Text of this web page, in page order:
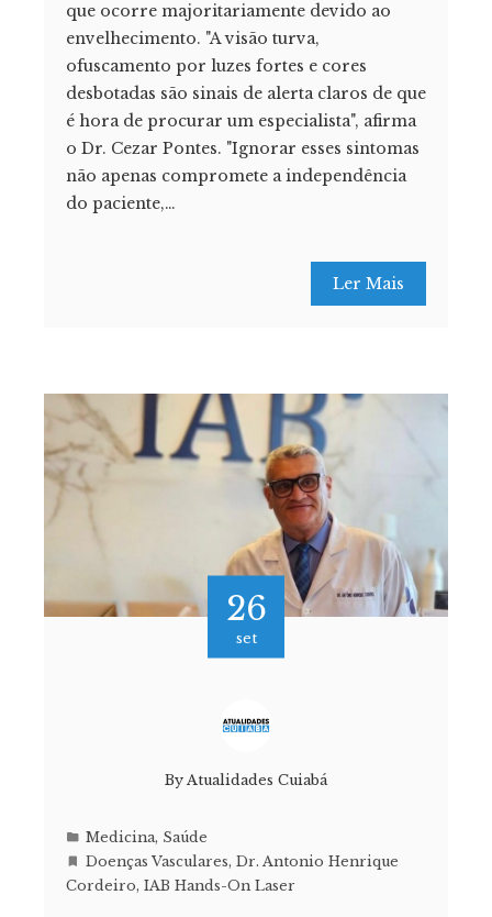
que ocorre majoritariamente devido ao
envelhecimento. "A visão turva,
ofuscamento por luzes fortes e cores
desbotadas são sinais de alerta claros de que
é hora de procurar um especialista", afirma
o Dr. Cezar Pontes. "Ignorar esses sintomas
não apenas compromete a independência
do paciente,…
Ler Mais
26
set
By Atualidades Cuiabá
Medicina, Saúde
Doenças Vasculares, Dr. Antonio Henrique
Cordeiro, IAB Hands-On Laser